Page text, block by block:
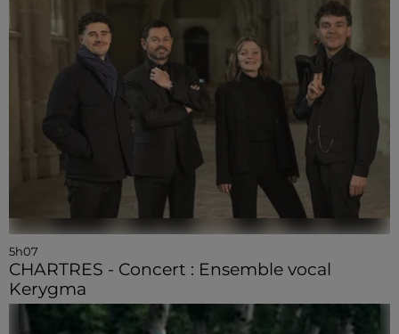
5h07
CHARTRES - Concert : Ensemble vocal
Kerygma